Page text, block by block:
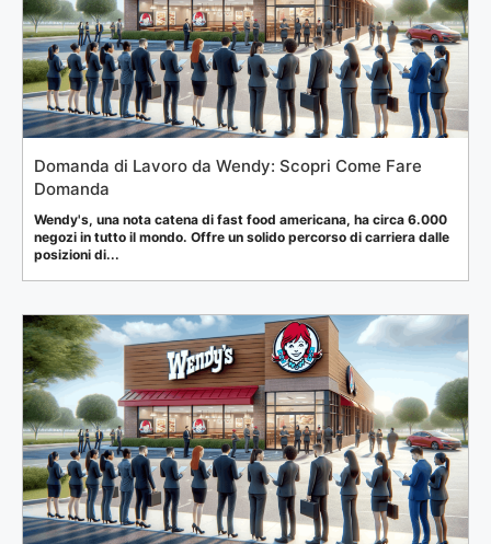
Domanda di Lavoro da Wendy: Scopri Come Fare
Domanda
Wendy's, una nota catena di fast food americana, ha circa 6.000
negozi in tutto il mondo. Offre un solido percorso di carriera dalle
posizioni di...